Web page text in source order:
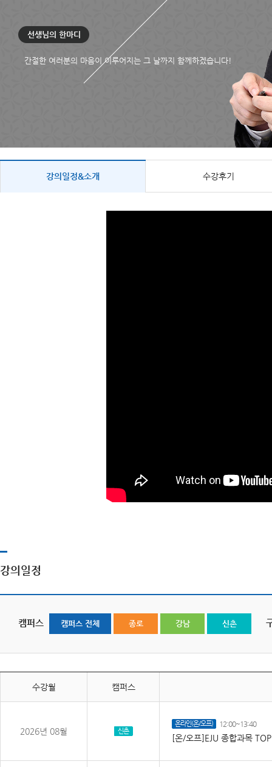
선생님의 한마디
간절한 여러분의 마음이 이루어지는 그 날까지 함께하겠습니다!
강의일정&소개 수강후기
강의일정
캠퍼스 캠퍼스 전체 종로 강남 신촌
수강월 캠퍼스
2026년 08월 신촌
온라인(온/오프) 12:00~13:40
[온/오프]EJU 종합과목